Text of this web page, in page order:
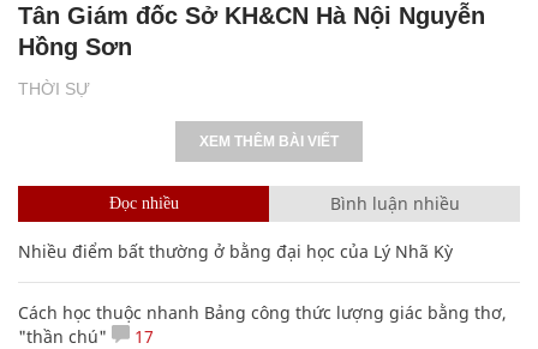
THỜI SỰ
Tân Giám đốc Sở KH&CN Hà Nội Nguyễn
Hồng Sơn
XEM THÊM BÀI VIẾT
Đọc nhiều Bình luận nhiều
Nhiều điểm bất thường ở bằng đại học của Lý Nhã Kỳ
Cách học thuộc nhanh Bảng công thức lượng giác bằng thơ,
"thần chú"
17